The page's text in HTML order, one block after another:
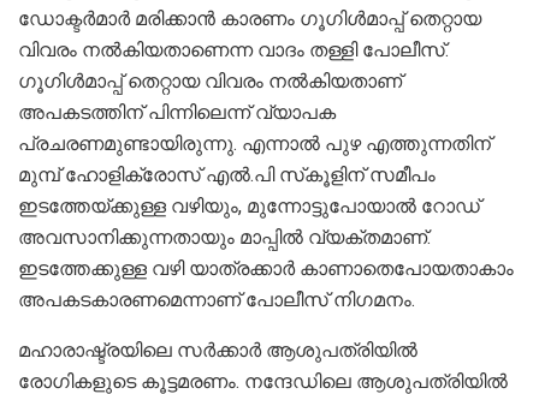
ഡോക്ടര്‍മാര്‍ മരിക്കാന്‍ കാരണം ഗൂഗിള്‍മാപ്പ് തെറ്റായ
വിവരം നല്‍കിയതാണെന്ന വാദം തള്ളി പോലീസ്.
ഗൂഗിള്‍മാപ്പ് തെറ്റായ വിവരം നല്‍കിയതാണ്
അപകടത്തിന് പിന്നിലെന്ന് വ്യാപക
പ്രചരണമുണ്ടായിരുന്നു. എന്നാല്‍ പുഴ എത്തുന്നതിന്
മുമ്പ് ഹോളിക്രോസ് എല്‍.പി സ്‌കൂളിന് സമീപം
ഇടത്തേയ്ക്കുള്ള വഴിയും, മുന്നോട്ടുപോയാല്‍ റോഡ്
അവസാനിക്കുന്നതായും മാപ്പില്‍ വ്യക്തമാണ്.
ഇടത്തേക്കുള്ള വഴി യാത്രക്കാര്‍ കാണാതെപോയതാകാം
അപകടകാരണമെന്നാണ് പോലീസ് നിഗമനം.
മഹാരാഷ്ട്രയിലെ സര്‍ക്കാര്‍ ആശുപത്രിയില്‍
രോഗികളുടെ കൂട്ടമരണം. നന്ദേഡിലെ ആശുപത്രിയില്‍